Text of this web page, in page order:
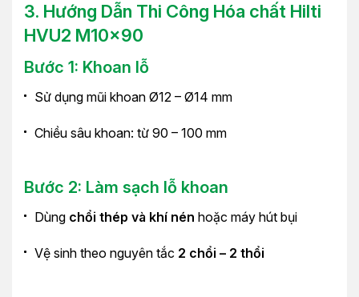
3. Hướng Dẫn Thi Công Hóa chất Hilti
HVU2 M10x90
Bước 1: Khoan lỗ
Sử dụng mũi khoan Ø12 – Ø14 mm
Chiều sâu khoan: từ 90 – 100 mm
Bước 2: Làm sạch lỗ khoan
Dùng chổi thép và khí nén hoặc máy hút bụi
Vệ sinh theo nguyên tắc 2 chổi – 2 thổi